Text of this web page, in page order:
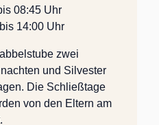
08:45 Uhr
14:00 Uhr
zwei
und Silvester
Die Schließtage
von den Eltern am